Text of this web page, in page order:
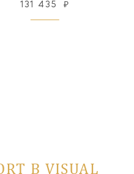
131 435 ₽
В VISUAL